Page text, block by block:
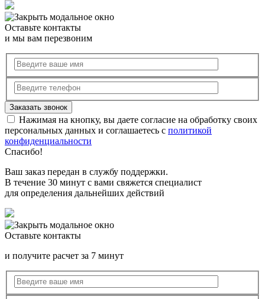
Оставьте контакты
и мы вам перезвоним
Нажимая на кнопку, вы даете согласие на обработку своих
персональных данных и соглашаетесь с политикой
конфиденциальности
Спасибо!
Ваш заказ передан в службу поддержки.
В течение 30 минут с вами свяжется специалист
для определения дальнейших действий
Оставьте контакты
и получите расчет за 7 минут